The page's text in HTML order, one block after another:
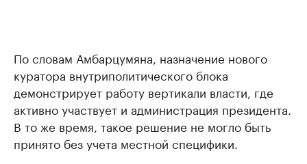
По словам Амбарцумяна, назначение нового
куратора внутриполитического блока
демонстрирует работу вертикали власти, где
активно участвует и администрация президента.
В то же время, такое решение не могло быть
принято без учета местной специфики.